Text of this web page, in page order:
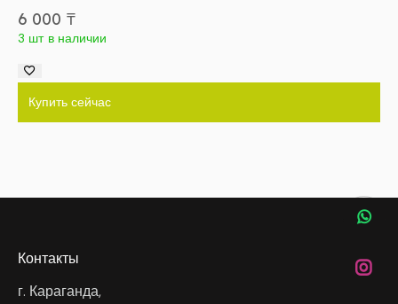
6 000 ₸
3 шт в наличии
Купить сейчас
Контакты
г. Караганда,